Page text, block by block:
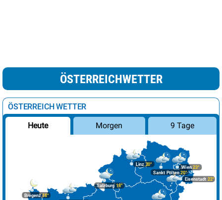
ÖSTERREICHWETTER
ÖSTERREICH WETTER
Heute Morgen 9 Tage
Bregenz18°
Linz20°
Salzburg18°
Wien23°
Eisenstadt 22°
Sankt Pölten20°